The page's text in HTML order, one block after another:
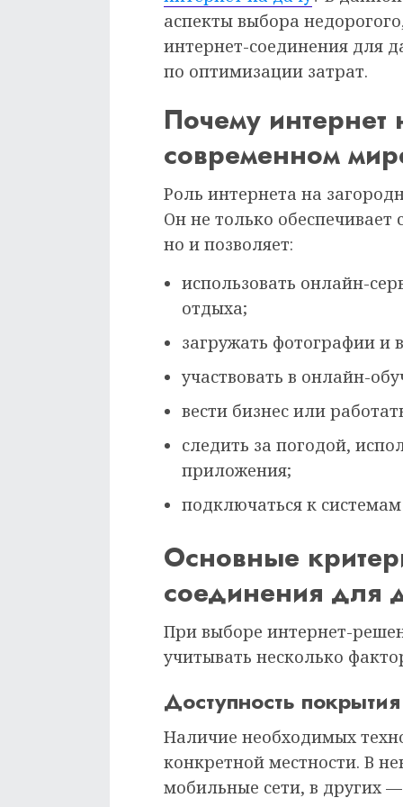
аспекты выбора
интернет-соединения для
по оптимизации затрат.
Почему
современном
Роль интернета на
Он не только обеспечивает
но и позволяет:
использовать онлайн-
отдыха;
загружать фотографии и
участвовать в онлайн-
вести бизнес или
следить за погодой,
приложения;
подключаться к
Основные
соединения для
При выборе интернет-
учитывать несколько
Доступность покрытия
Наличие необходимых
конкретной местности. В
мобильные сети, в других